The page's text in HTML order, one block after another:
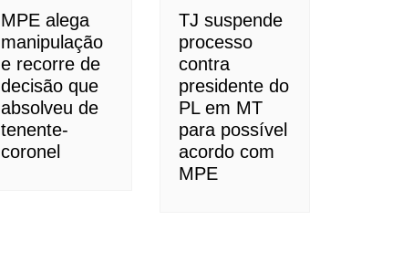
MPE alega
manipulação
e recorre de
decisão que
absolveu de
tenente-
coronel
TJ suspende
processo
contra
presidente do
PL em MT
para possível
acordo com
MPE